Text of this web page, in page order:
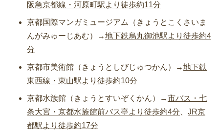
阪急京都線・河原町駅より徒歩約11分
京都国際マンガミュージアム（きょうとこくさいま
んがみゅーじあむ）→地下鉄烏丸御池駅より徒歩約4
分
京都市美術館（きょうとしびじゅつかん）→地下鉄
東西線・東山駅より徒歩約10分
京都水族館（きょうとすいぞくかん）→市バス・七
条大宮・京都水族館前バス亭より徒歩約4分
JR京
都駅より徒歩約17分